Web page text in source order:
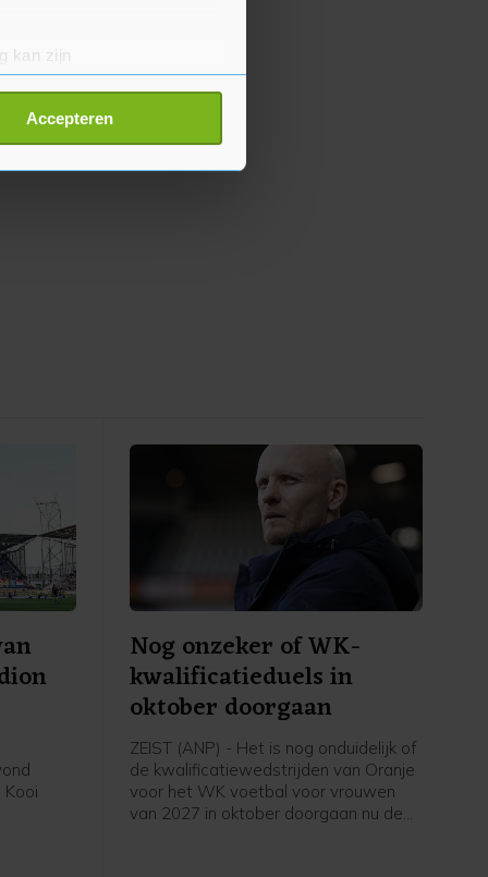
kan zijn
detailgedeelte
Accepteren
Nog onzeker of WK-
kwalificatieduels in
oktober doorgaan
ZEIST (ANP) - Het is nog onduidelijk of
de kwalificatiewedstrijden van Oranje
voor het WK voetbal voor vrouwen
van 2027 in oktober doorgaan nu de